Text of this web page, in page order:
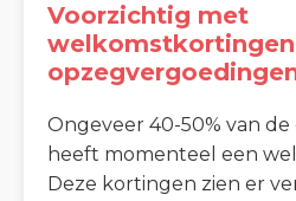
Voorzichtig met
Ongeveer 40-50% van
heeft momenteel een
Deze kortingen zien er